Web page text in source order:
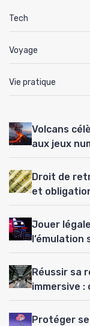
Tech
Voyage
Vie pratique
Volcans
aux jeux
Droit de
et
Jouer
l’émulation
Réussir sa
immersive
Protéger